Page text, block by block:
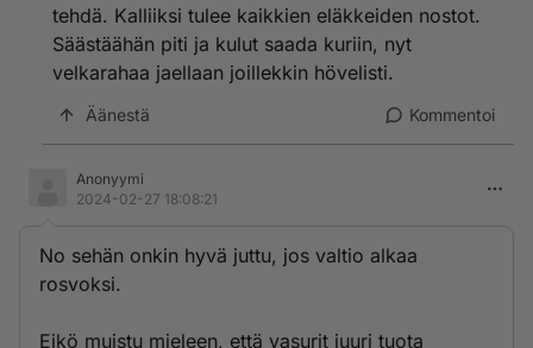
tehdä. Kalliiksi tulee kaikkien eläkkeiden nostot.
Säästäähän piti ja kulut saada kuriin, nyt
velkarahaa jaellaan joillekkin hövelisti.
Äänestä Kommentoi
Anonyymi
2024-02-27 18:08:21
No sehän onkin hyvä juttu, jos valtio alkaa
rosvoksi.
Eikö muistu mieleen, että vasurit juuri tuota